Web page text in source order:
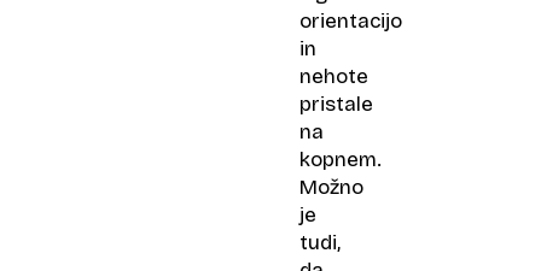
orientacijo
in
nehote
pristale
na
kopnem.
Možno
je
tudi,